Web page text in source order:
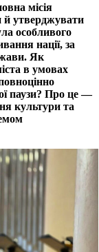
місія
й утверджувати
особливого
нації, за
Як
в умовах
паузи? Про це —
культури та